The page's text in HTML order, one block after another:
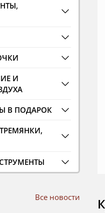
И
В ПОДАРОК
Все новости